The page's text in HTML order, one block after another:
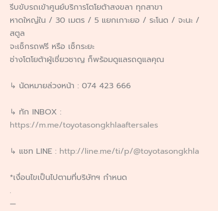
รีบขับรถเข้าศูนย์บริการโตโยต้าสงขลา ทุกสาขา
หาดใหญ่ใน / 30 เมตร / 5 แยกเกาะยอ / ระโนด / จะนะ /
สตูล
จะเช็กรถฟรี หรือ เช็กระยะ
ช่างโตโยต้าผู้เชี่ยวชาญ ก็พร้อมดูแลรถดูแลคุณ
↳ นัดหมายล่วงหน้า : 074 423 666
↳ ทัก INBOX :
https://m.me/toyotasongkhlaaftersales
↳ แชท LINE : http://line.me/ti/p/@toyotasongkhla
*เงื่อนไขเป็นไปตามที่บริษัทฯ กำหนด
.
—